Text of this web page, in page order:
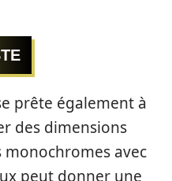
prête également à
des dimensions
monochromes avec
peut donner une